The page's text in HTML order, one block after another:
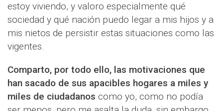
estoy viviendo, y valoro especialmente qué
sociedad y qué nación puedo legar a mis hijos y a
mis nietos de persistir estas situaciones como las
vigentes.
Comparto, por todo ello, las motivaciones que
han sacado de sus apacibles hogares a miles y
miles de ciudadanos como yo, como no podía